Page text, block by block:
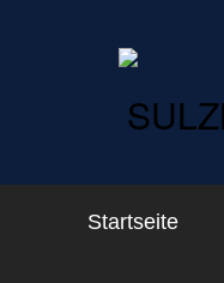
Startseite